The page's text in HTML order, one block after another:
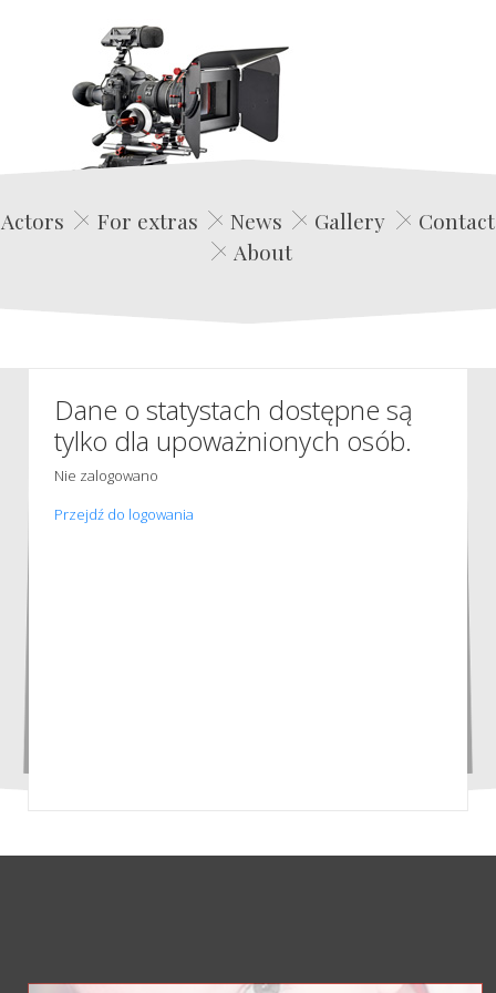
Edwin Film Agencja Aktorska
Actors For extras News Gallery
Contact
About
Dane o statystach dostępne są
tylko dla upoważnionych osób.
Nie zalogowano
Przejdź do logowania